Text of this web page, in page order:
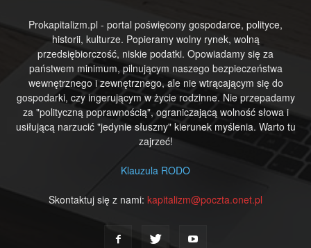
Prokapitalizm.pl - portal poświęcony gospodarce, polityce,
historii, kulturze. Popieramy wolny rynek, wolną
przedsiębiorczość, niskie podatki. Opowiadamy się za
państwem minimum, pilnującym naszego bezpieczeństwa
wewnętrznego i zewnętrznego, ale nie wtrącającym się do
gospodarki, czy ingerującym w życie rodzinne. Nie przepadamy
za "polityczną poprawnością", ograniczającą wolność słowa i
usiłującą narzucić "jedynie słuszny" kierunek myślenia. Warto tu
zajrzeć!
Klauzula RODO
Skontaktuj się z nami: kapitalizm@poczta.onet.pl